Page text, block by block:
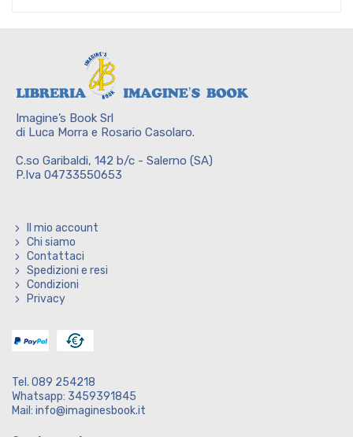
Imagine’s Book Srl
di Luca Morra e Rosario Casolaro.
C.so Garibaldi, 142 b/c - Salerno (SA)
P.Iva 04733550653
Il mio account
Chi siamo
Contattaci
Spedizioni e resi
Condizioni
Privacy
Tel. 089 254218
Whatsapp: 3459391845
Mail: info@imaginesbook.it